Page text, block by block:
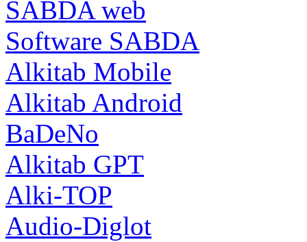
SABDA web
Software SABDA
Alkitab Mobile
Alkitab Android
BaDeNo
Alkitab GPT
Alki-TOP
Audio-Diglot